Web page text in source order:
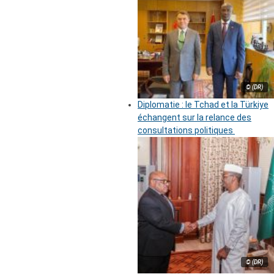
© (DR)
Diplomatie : le Tchad et la Türkiye
échangent sur la relance des
consultations politiques
© (DR)